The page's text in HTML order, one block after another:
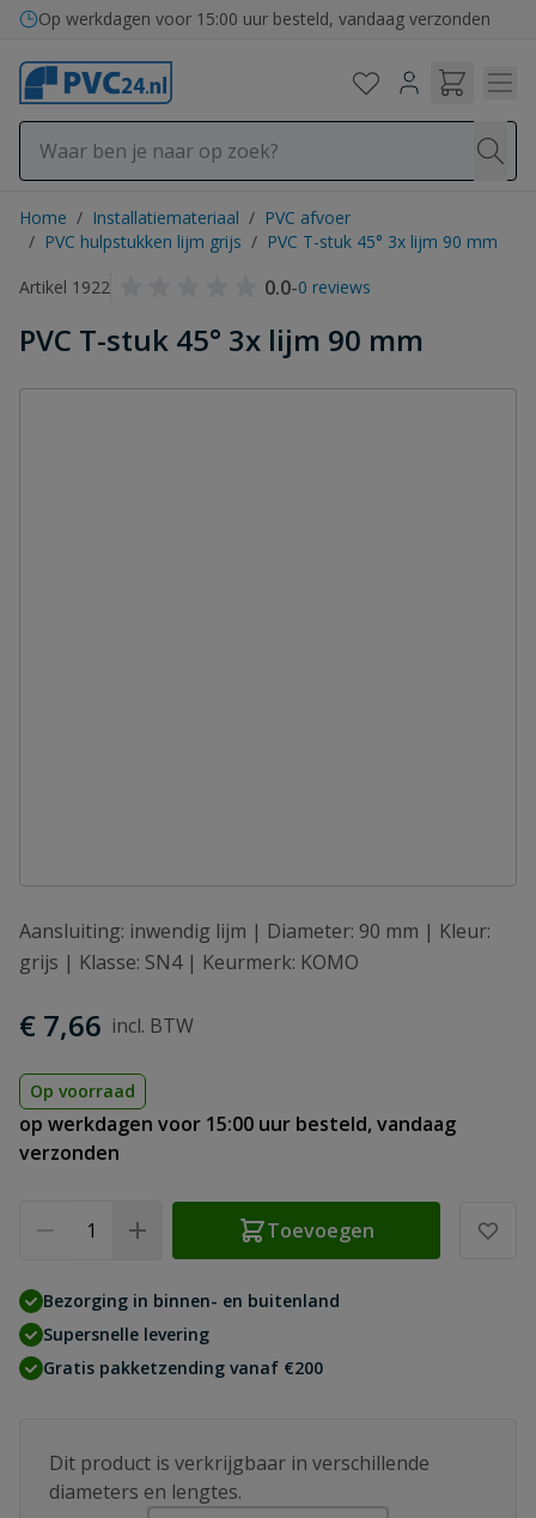
Ga naar de inhoud
Op werkdagen voor 15:00 uur besteld, vandaag verzonden
Home / Installatiemateriaal / PVC afvoer
/ PVC hulpstukken lijm grijs / PVC T-stuk 45° 3x lijm 90 mm
Artikel 1922
0.0-0 reviews
PVC T-stuk 45° 3x lijm 90 mm
Aansluiting: inwendig lijm | Diameter: 90 mm | Kleur:
grijs | Klasse: SN4 | Keurmerk: KOMO
€ 7,66
Op voorraad
op werkdagen voor 15:00 uur besteld, vandaag
verzonden
Toevoegen
Bezorging in binnen- en buitenland
Supersnelle levering
Gratis pakketzending vanaf €200
Dit product is verkrijgbaar in verschillende
diameters en lengtes.